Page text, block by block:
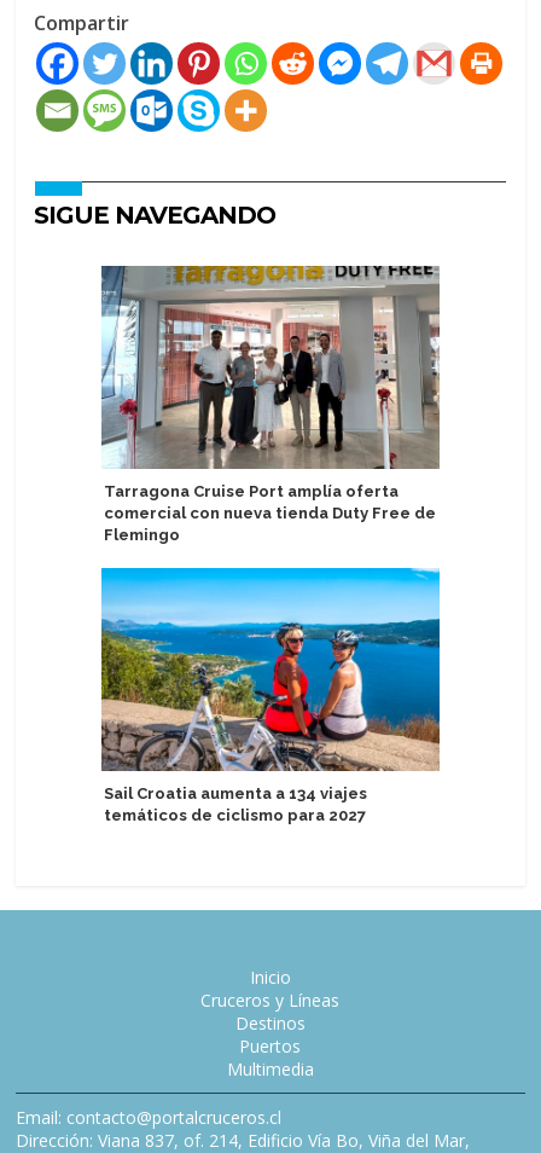
Compartir
SIGUE NAVEGANDO
Tarragona Cruise Port amplía oferta
comercial con nueva tienda Duty Free de
Flemingo
Sail Croatia aumenta a 134 viajes
temáticos de ciclismo para 2027
Inicio
Cruceros y Líneas
Destinos
Puertos
Multimedia
Email: contacto@portalcruceros.cl
Dirección: Viana 837, of. 214, Edificio Vía Bo, Viña del Mar,